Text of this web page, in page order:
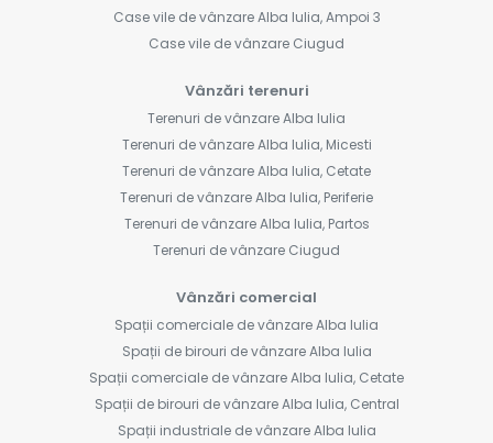
Case vile de vânzare Alba Iulia, Ampoi 3
Case vile de vânzare Ciugud
Vânzări terenuri
Terenuri de vânzare Alba Iulia
Terenuri de vânzare Alba Iulia, Micesti
Terenuri de vânzare Alba Iulia, Cetate
Terenuri de vânzare Alba Iulia, Periferie
Terenuri de vânzare Alba Iulia, Partos
Terenuri de vânzare Ciugud
Vânzări comercial
Spații comerciale de vânzare Alba Iulia
Spații de birouri de vânzare Alba Iulia
Spații comerciale de vânzare Alba Iulia, Cetate
Spații de birouri de vânzare Alba Iulia, Central
Spații industriale de vânzare Alba Iulia